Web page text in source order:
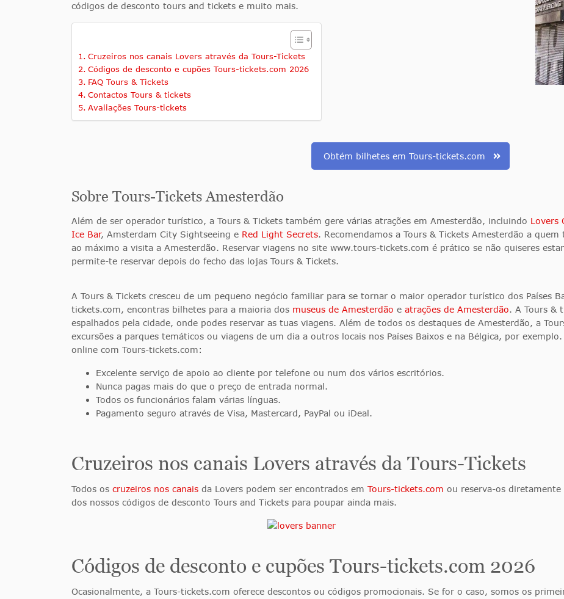
códigos de desconto tours and tickets e muito mais.
Cruzeiros nos canais Lovers através da Tours-Tickets
Códigos de desconto e cupões Tours-tickets.com 2026
FAQ Tours & Tickets
Contactos Tours & tickets
Avaliações Tours-tickets
Obtém bilhetes em Tours-tickets.com
Sobre Tours-Tickets Amesterdão
Além de ser operador turístico, a Tours & Tickets também gere várias atrações em Amesterdão, incluindo Lovers
Ice Bar, Amsterdam City Sightseeing e Red Light Secrets. Recomendamos a Tours & Tickets Amesterdão a
ao máximo a visita a Amesterdão. Reservar viagens no site www.tours-tickets.com é prático se não quiseres
permite-te reservar depois do fecho das lojas Tours & Tickets.
A Tours & Tickets cresceu de um pequeno negócio familiar para se tornar o maior operador turístico dos Países
tickets.com, encontras bilhetes para a maioria dos museus de Amesterdão e atrações de Amesterdão. A Tours &
espalhados pela cidade, onde podes reservar as tuas viagens. Além de todos os destaques de Amesterdão, a
excursões a parques temáticos ou viagens de um dia a outros locais nos Países Baixos e na Bélgica, por
online com Tours-tickets.com:
Excelente serviço de apoio ao cliente por telefone ou num dos vários escritórios.
Nunca pagas mais do que o preço de entrada normal.
Todos os funcionários falam várias línguas.
Pagamento seguro através de Visa, Mastercard, PayPal ou iDeal.
Cruzeiros nos canais Lovers através da Tours-Tickets
Todos os cruzeiros nos canais da Lovers podem ser encontrados em Tours-tickets.com ou reserva-os diretamente
dos nossos códigos de desconto Tours and Tickets para poupar ainda mais.
Códigos de desconto e cupões Tours-tickets.com 2026
Ocasionalmente, a Tours-tickets.com oferece descontos ou códigos promocionais. Se for o caso, somos os